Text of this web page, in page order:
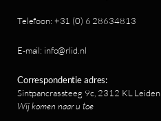
Telefoon: +31 (0) 6 28634813
E-mail: info@rlid.nl
Correspondentie adres:
Sintpancrassteeg 9c, 2312 KL Leiden
Wij komen naar u toe